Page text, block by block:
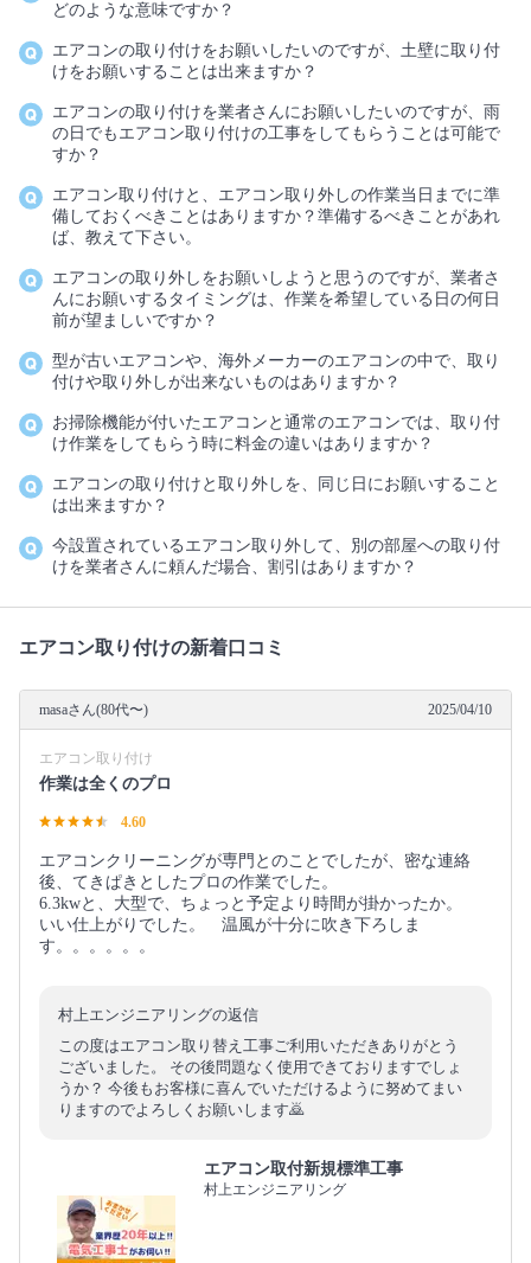
どのような意味ですか？
エアコンの取り付けをお願いしたいのですが、土壁に取り付
けをお願いすることは出来ますか？
エアコンの取り付けを業者さんにお願いしたいのですが、雨
の日でもエアコン取り付けの工事をしてもらうことは可能で
すか？
エアコン取り付けと、エアコン取り外しの作業当日までに準
備しておくべきことはありますか？準備するべきことがあれ
ば、教えて下さい。
エアコンの取り外しをお願いしようと思うのですが、業者さ
んにお願いするタイミングは、作業を希望している日の何日
前が望ましいですか？
型が古いエアコンや、海外メーカーのエアコンの中で、取り
付けや取り外しが出来ないものはありますか？
お掃除機能が付いたエアコンと通常のエアコンでは、取り付
け作業をしてもらう時に料金の違いはありますか？
エアコンの取り付けと取り外しを、同じ日にお願いすること
は出来ますか？
今設置されているエアコン取り外して、別の部屋への取り付
けを業者さんに頼んだ場合、割引はありますか？
エアコン取り付けの新着口コミ
masaさん(80代〜) 2025/04/10
エアコン取り付け
作業は全くのプロ
4.60
エアコンクリーニングが専門とのことでしたが、密な連絡
後、てきぱきとしたプロの作業でした。
6.3kwと、大型で、ちょっと予定より時間が掛かったか。
いい仕上がりでした。 温風が十分に吹き下ろしま
す。。。。。。
村上エンジニアリングの返信
この度はエアコン取り替え工事ご利用いただきありがとう
ございました。 その後問題なく使用できておりますでしょ
うか？ 今後もお客様に喜んでいただけるように努めてまい
りますのでよろしくお願いします🙇
エアコン取付新規標準工事
村上エンジニアリング